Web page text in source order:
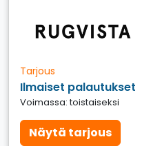
Tarjous
Ilmaiset palautukset
Voimassa: toistaiseksi
Näytä tarjous